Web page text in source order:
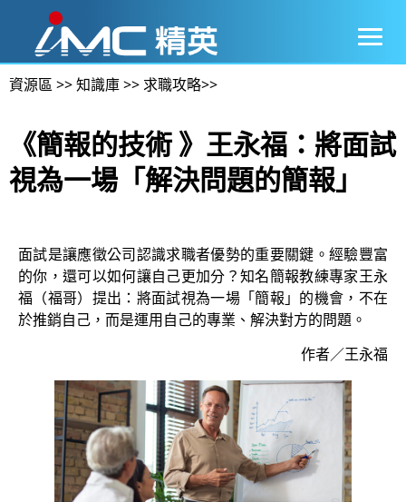
資源區>>知識庫>>求職攻略>>
《簡報的技術 》王永福：將面試
視為一場「解決問題的簡報」
面試是讓應徵公司認識求職者優勢的重要關鍵。經驗豐富
的你，還可以如何讓自己更加分？知名簡報教練專家王永
福（福哥）提出：將面試視為一場「簡報」的機會，不在
於推銷自己，而是運用自己的專業、解決對方的問題。
作者／王永福